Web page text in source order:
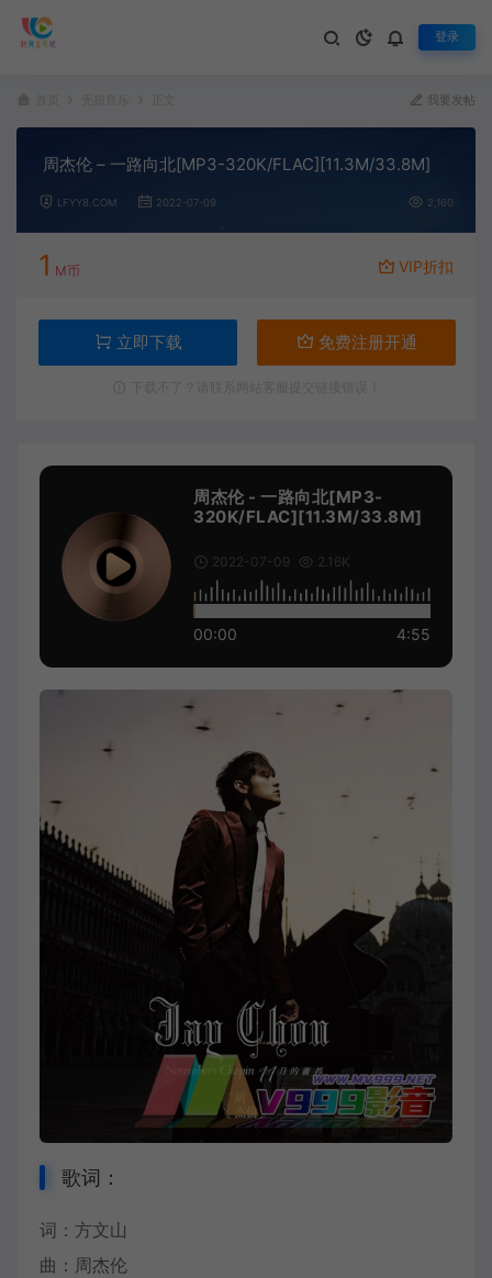
登录
我要发帖
周杰伦 – 一路向北[MP3-320K/FLAC][11.3M/33.8M]
LFYY8.COM 2022-07-09 2,160
1 M币 VIP折扣
立即下载 免费注册开通
周杰伦 - 一路向北[MP3-
320K/FLAC][11.3M/33.8M]
2022-07-09 2.16K
00:00 4:55
歌词：
词：方文山
曲： 周杰伦